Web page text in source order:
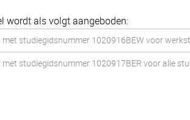
wordt als volgt aangeboden:
met studiegidsnummer 1020916BEW voor
studiegidsnummer 1020917BER voor alle